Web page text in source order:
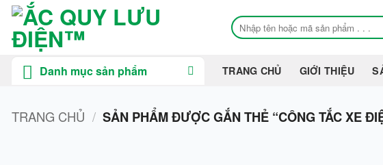
Bỏ
nội
Tìm
kiếm:
Danh mục sản phẩm TRANG CHỦ GIỚI THIỆU
TRANG CHỦ / SẢN PHẨM ĐƯỢC GẮN THẺ “CÔNG TẮC XE